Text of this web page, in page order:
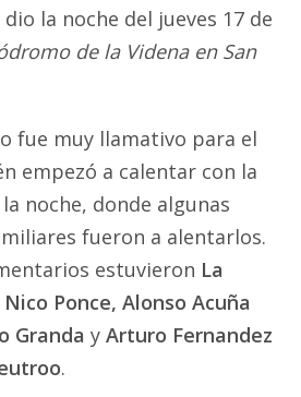
la noche del jueves 17 de
de la Videna en San
fue muy llamativo para el
empezó a calentar con la
noche, donde algunas
fueron a alentarlos.
estuvieron La
Ponce, Alonso Acuña
Granda yArturo Fernandez
.